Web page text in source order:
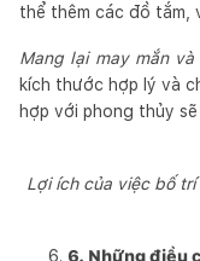
thể thêm các đồ tắm,
Mang lại may mắn
kích thước hợp lý và
hợp với phong thủy
Lợi ích của việc bố
6. Những điều